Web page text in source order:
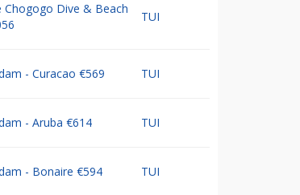
Chogogo Dive & Beach
TUI
- Curacao €569 TUI
- Aruba €614 TUI
- Bonaire €594 TUI